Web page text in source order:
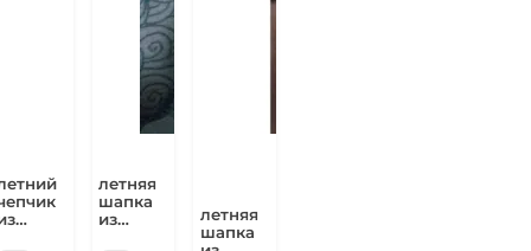
летняя
шапка
из
летняя
шапка